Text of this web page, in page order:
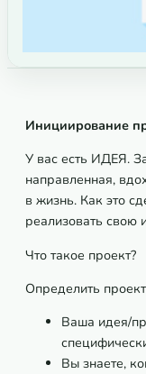
Инициирование
У вас есть ИДЕЯ.
направленная,
в жизнь. Как это
реализовать свою
Что такое проект?
Определить
Ваша идея/
Вы знаете,